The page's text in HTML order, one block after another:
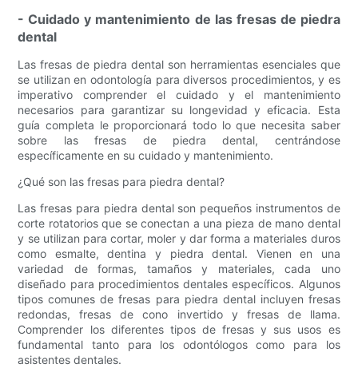
- Cuidado y mantenimiento de las fresas de piedra
dental
Las fresas de piedra dental son herramientas esenciales que
se utilizan en odontología para diversos procedimientos, y es
imperativo comprender el cuidado y el mantenimiento
necesarios para garantizar su longevidad y eficacia. Esta
guía completa le proporcionará todo lo que necesita saber
sobre las fresas de piedra dental, centrándose
específicamente en su cuidado y mantenimiento.
¿Qué son las fresas para piedra dental?
Las fresas para piedra dental son pequeños instrumentos de
corte rotatorios que se conectan a una pieza de mano dental
y se utilizan para cortar, moler y dar forma a materiales duros
como esmalte, dentina y piedra dental. Vienen en una
variedad de formas, tamaños y materiales, cada uno
diseñado para procedimientos dentales específicos. Algunos
tipos comunes de fresas para piedra dental incluyen fresas
redondas, fresas de cono invertido y fresas de llama.
Comprender los diferentes tipos de fresas y sus usos es
fundamental tanto para los odontólogos como para los
asistentes dentales.